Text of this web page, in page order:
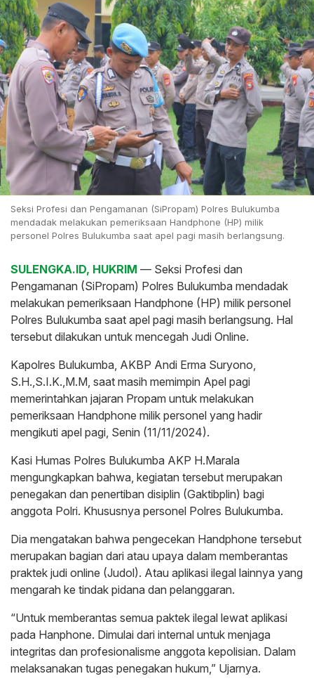
Seksi Profesi dan Pengamanan (SiPropam) Polres Bulukumba
mendadak melakukan pemeriksaan Handphone (HP) milik
personel Polres Bulukumba saat apel pagi masih berlangsung.
SULENGKA.ID, HUKRIM — Seksi Profesi dan
Pengamanan (SiPropam) Polres Bulukumba mendadak
melakukan pemeriksaan Handphone (HP) milik personel
Polres Bulukumba saat apel pagi masih berlangsung. Hal
tersebut dilakukan untuk mencegah Judi Online.
Kapolres Bulukumba, AKBP Andi Erma Suryono,
S.H.,S.I.K.,M.M, saat masih memimpin Apel pagi
memerintahkan jajaran Propam untuk melakukan
pemeriksaan Handphone milik personel yang hadir
mengikuti apel pagi, Senin (11/11/2024).
Kasi Humas Polres Bulukumba AKP H.Marala
mengungkapkan bahwa, kegiatan tersebut merupakan
penegakan dan penertiban disiplin (Gaktibplin) bagi
anggota Polri. Khususnya personel Polres Bulukumba.
Dia mengatakan bahwa pengecekan Handphone tersebut
merupakan bagian dari atau upaya dalam memberantas
praktek judi online (Judol). Atau aplikasi ilegal lainnya yang
mengarah ke tindak pidana dan pelanggaran.
“Untuk memberantas semua paktek ilegal lewat aplikasi
pada Hanphone. Dimulai dari internal untuk menjaga
integritas dan profesionalisme anggota kepolisian. Dalam
melaksanakan tugas penegakan hukum,” Ujarnya.